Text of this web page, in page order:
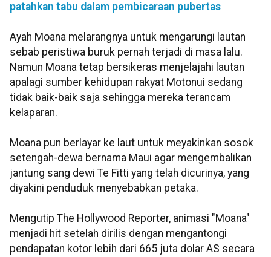
patahkan tabu dalam pembicaraan pubertas
Ayah Moana melarangnya untuk mengarungi lautan
sebab peristiwa buruk pernah terjadi di masa lalu.
Namun Moana tetap bersikeras menjelajahi lautan
apalagi sumber kehidupan rakyat Motonui sedang
tidak baik-baik saja sehingga mereka terancam
kelaparan.
Moana pun berlayar ke laut untuk meyakinkan sosok
setengah-dewa bernama Maui agar mengembalikan
jantung sang dewi Te Fitti yang telah dicurinya, yang
diyakini penduduk menyebabkan petaka.
Mengutip The Hollywood Reporter, animasi "Moana"
menjadi hit setelah dirilis dengan mengantongi
pendapatan kotor lebih dari 665 juta dolar AS secara